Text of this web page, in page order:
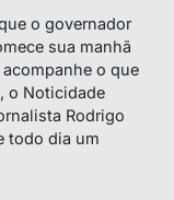
o governador
sua manhã
o que
o Noticidade
Rodrigo
todo dia um